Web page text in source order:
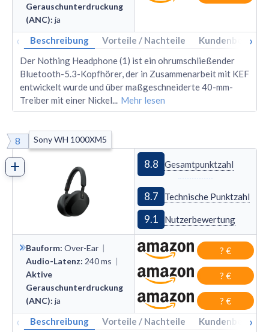
Gerauschunterdruckung
(ANC): ja
‹ Beschreibung Vorteile / Nachteile ›
Der Nothing Headphone (1) ist ein ohrumschließender
Bluetooth-5.3-Kopfhörer, der in Zusammenarbeit mit KEF
entwickelt wurde und über maßgeschneiderte 40-mm-
Treiber mit einer Nickel... Mehr lesen
8 Sony WH 1000XM5
8.8 Gesamtpunktzahl
8.7 Technische Punktzahl
9.1 Nutzerbewertung
Bauform: Over-Ear |
Audio-Latenz: 240ms |
Aktive
Gerauschunterdruckung
(ANC): ja
? €
? €
? €
‹ Beschreibung Vorteile / Nachteile ›